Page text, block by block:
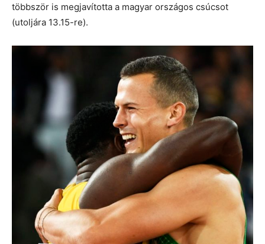
többször is megjavította a magyar országos csúcsot
(utoljára 13.15-re).